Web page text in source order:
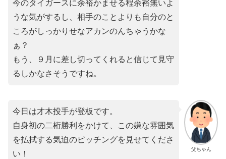
今のタイガースに余裕かませる程余裕無いよ
うな気がするし、相手のことよりも自分のと
ころがしっかりせなアカンのんちゃうかな
ぁ？
もう、９月に差し切ってくれると信じて見守
るしかなさそうですね。
父ちゃん
今日は才木投手が登板です。
自身初の二桁勝利をかけて、この嫌な雰囲気
を払拭する気迫のピッチングを見せてくださ
い！